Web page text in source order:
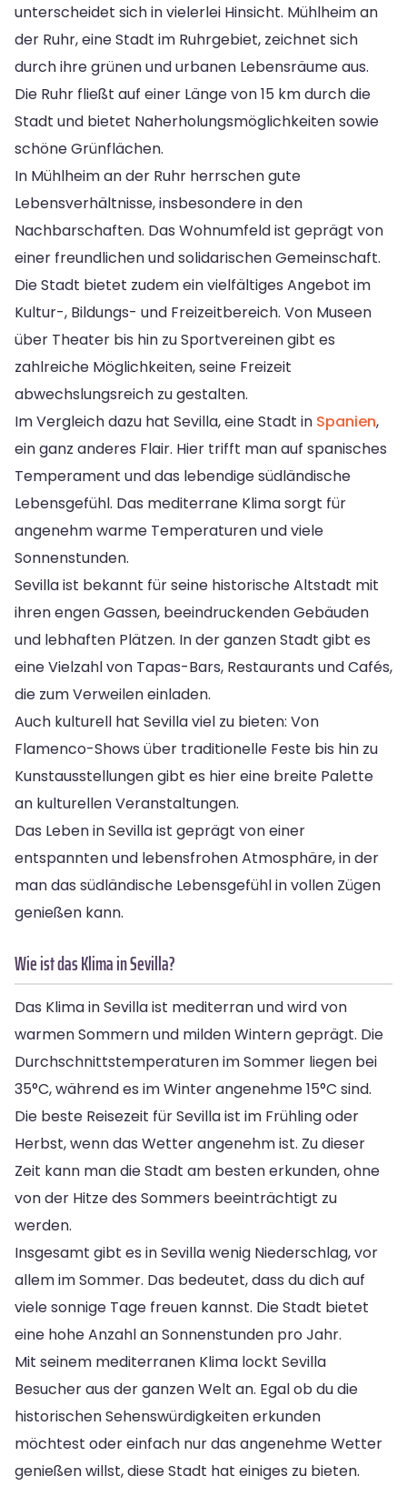
unterscheidet sich in vielerlei Hinsicht. Mühlheim an
der Ruhr, eine Stadt im Ruhrgebiet, zeichnet sich
durch ihre grünen und urbanen Lebensräume aus.
Die Ruhr fließt auf einer Länge von 15 km durch die
Stadt und bietet Naherholungsmöglichkeiten sowie
schöne Grünflächen.
In Mühlheim an der Ruhr herrschen gute
Lebensverhältnisse, insbesondere in den
Nachbarschaften. Das Wohnumfeld ist geprägt von
einer freundlichen und solidarischen Gemeinschaft.
Die Stadt bietet zudem ein vielfältiges Angebot im
Kultur-, Bildungs- und Freizeitbereich. Von Museen
über Theater bis hin zu Sportvereinen gibt es
zahlreiche Möglichkeiten, seine Freizeit
abwechslungsreich zu gestalten.
Im Vergleich dazu hat Sevilla, eine Stadt in Spanien,
ein ganz anderes Flair. Hier trifft man auf spanisches
Temperament und das lebendige südländische
Lebensgefühl. Das mediterrane Klima sorgt für
angenehm warme Temperaturen und viele
Sonnenstunden.
Sevilla ist bekannt für seine historische Altstadt mit
ihren engen Gassen, beeindruckenden Gebäuden
und lebhaften Plätzen. In der ganzen Stadt gibt es
eine Vielzahl von Tapas-Bars, Restaurants und Cafés,
die zum Verweilen einladen.
Auch kulturell hat Sevilla viel zu bieten: Von
Flamenco-Shows über traditionelle Feste bis hin zu
Kunstausstellungen gibt es hier eine breite Palette
an kulturellen Veranstaltungen.
Das Leben in Sevilla ist geprägt von einer
entspannten und lebensfrohen Atmosphäre, in der
man das südländische Lebensgefühl in vollen Zügen
genießen kann.
Wie ist das Klima in Sevilla?
Das Klima in Sevilla ist mediterran und wird von
warmen Sommern und milden Wintern geprägt. Die
Durchschnittstemperaturen im Sommer liegen bei
35°C, während es im Winter angenehme 15°C sind.
Die beste Reisezeit für Sevilla ist im Frühling oder
Herbst, wenn das Wetter angenehm ist. Zu dieser
Zeit kann man die Stadt am besten erkunden, ohne
von der Hitze des Sommers beeinträchtigt zu
werden.
Insgesamt gibt es in Sevilla wenig Niederschlag, vor
allem im Sommer. Das bedeutet, dass du dich auf
viele sonnige Tage freuen kannst. Die Stadt bietet
eine hohe Anzahl an Sonnenstunden pro Jahr.
Mit seinem mediterranen Klima lockt Sevilla
Besucher aus der ganzen Welt an. Egal ob du die
historischen Sehenswürdigkeiten erkunden
möchtest oder einfach nur das angenehme Wetter
genießen willst, diese Stadt hat einiges zu bieten.